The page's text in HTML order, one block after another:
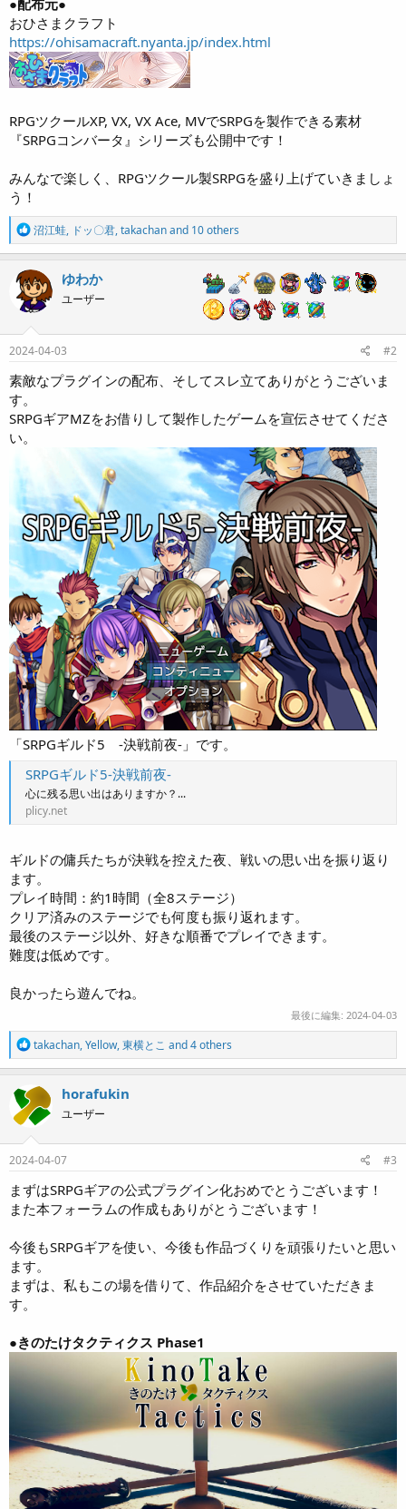
おひさまクラフト
https://ohisamacraft.nyanta.jp/index.html
RPGツクールXP, VX, VX Ace, MVでSRPGを製作できる素材
『SRPGコンバータ』シリーズも公開中です！
みんなで楽しく、RPGツクール製SRPGを盛り上げていきましょ
う！
R
e
a
c
t
i
o
n
s
:
沼江蛙, ドッ〇君,takachanand 10 others
ゆわか
ユーザー
2024-04-03 #2
素敵なプラグインの配布、そしてスレ立てありがとうございま
す。
SRPGギアMZをお借りして製作したゲームを宣伝させてくださ
い。
「SRPGギルド5 -決戦前夜-」です。
SRPGギルド5-決戦前夜-
心に残る思い出はありますか？...
plicy.net
ギルドの傭兵たちが決戦を控えた夜、戦いの思い出を振り返り
ます。
プレイ時間：約1時間（全8ステージ）
クリア済みのステージでも何度も振り返れます。
最後のステージ以外、好きな順番でプレイできます。
難度は低めです。
良かったら遊んでね。
最後に編集: 2024-04-03
R
e
a
c
i
o
n
s
takachan,Yellow,東横とこ and 4 others
horafukin
ユーザー
2024-04-07 #3
まずはSRPGギアの公式プラグイン化おめでとうございます！
また本フォーラムの作成もありがとうございます！
今後もSRPGギアを使い、今後も作品づくりを頑張りたいと思い
ます。
まずは、私もこの場を借りて、作品紹介をさせていただきま
す。
●きのたけタクティクス Phase1